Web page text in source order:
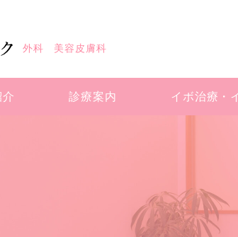
外科 美容皮膚科
介 診療案内 イボ治療・